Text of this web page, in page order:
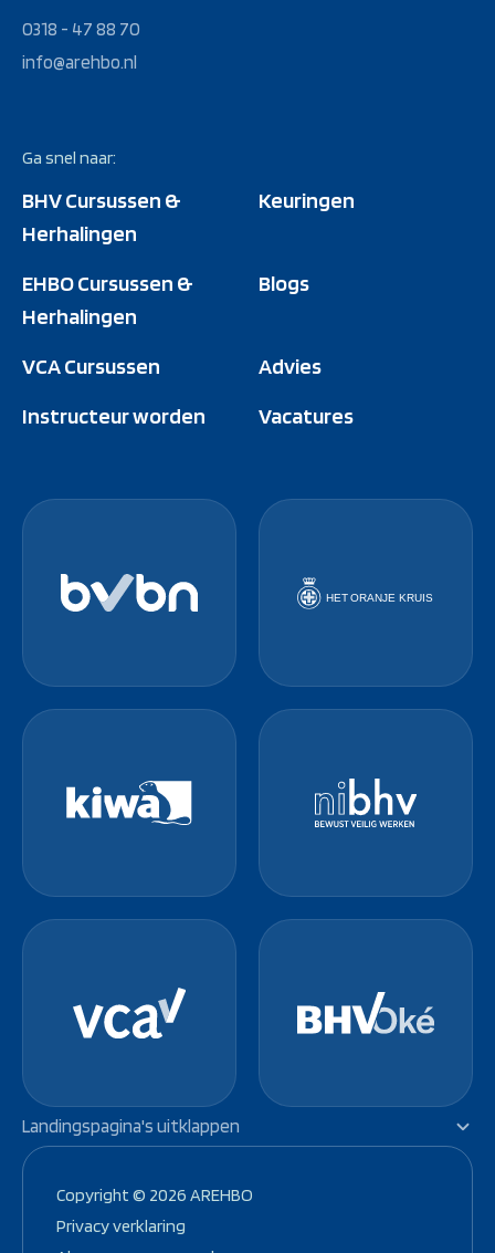
0318 - 47 88 70
info@arehbo.nl
Ga snel naar:
BHV Cursussen &
Herhalingen
Keuringen
EHBO Cursussen &
Herhalingen
Blogs
VCA Cursussen
Advies
Instructeur worden
Vacatures
Landingspagina's uitklappen
VCA Cursus Lunteren
VCA Cursus Barneveld
Copyright © 2026 AREHBO
Privacy verklaring